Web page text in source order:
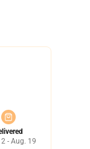
- Aug. 19